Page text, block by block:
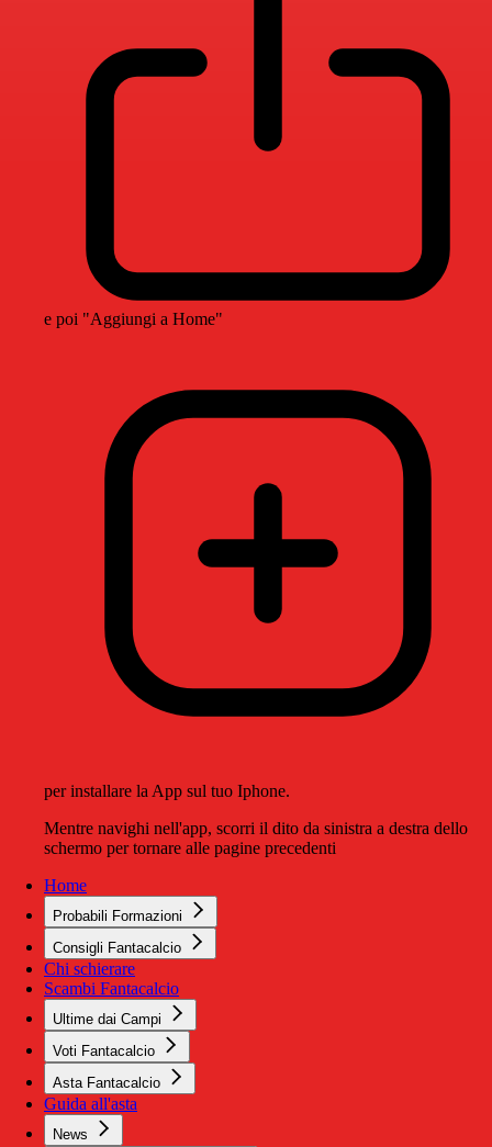
e poi "Aggiungi a Home"
per installare la App sul tuo Iphone.
Mentre navighi nell'app, scorri il dito da sinistra a destra dello
schermo per tornare alle pagine precedenti
Home
Probabili Formazioni
Consigli Fantacalcio
Chi schierare
Scambi Fantacalcio
Ultime dai Campi
Voti Fantacalcio
Asta Fantacalcio
Guida all'asta
News